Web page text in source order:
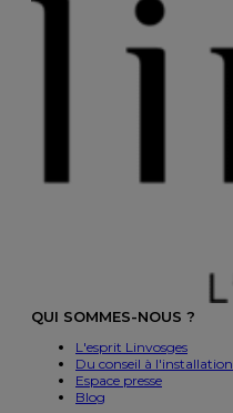
QUI SOMMES-NOUS ?
L'esprit Linvosges
Du conseil à l'installation
Espace presse
Blog